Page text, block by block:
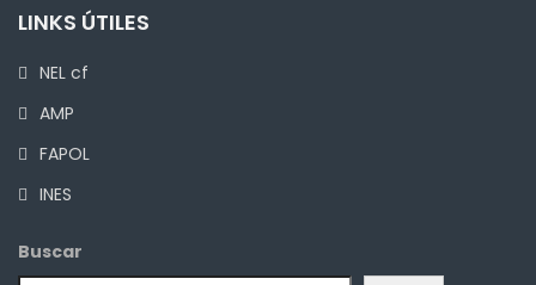
LINKS ÚTILES
NEL cf
AMP
FAPOL
INES
Buscar